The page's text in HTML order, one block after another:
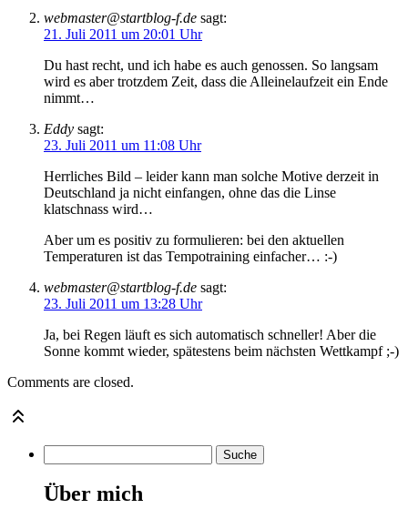
webmaster@startblog-f.de sagt:
21. Juli 2011 um 20:01 Uhr
Du hast recht, und ich habe es auch genossen. So langsam
wird es aber trotzdem Zeit, dass die Alleinelaufzeit ein Ende
nimmt…
Eddy sagt:
23. Juli 2011 um 11:08 Uhr
Herrliches Bild – leider kann man solche Motive derzeit in
Deutschland ja nicht einfangen, ohne das die Linse
klatschnass wird…
Aber um es positiv zu formulieren: bei den aktuellen
Temperaturen ist das Tempotraining einfacher… :-)
webmaster@startblog-f.de sagt:
23. Juli 2011 um 13:28 Uhr
Ja, bei Regen läuft es sich automatisch schneller! Aber die
Sonne kommt wieder, spätestens beim nächsten Wettkampf ;-)
Comments are closed.
Über mich